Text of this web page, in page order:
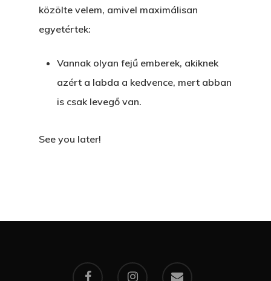
közölte velem, amivel maximálisan
egyetértek:
Vannak olyan fejű emberek, akiknek
azért a labda a kedvence, mert abban
is csak levegő van.
See you later!